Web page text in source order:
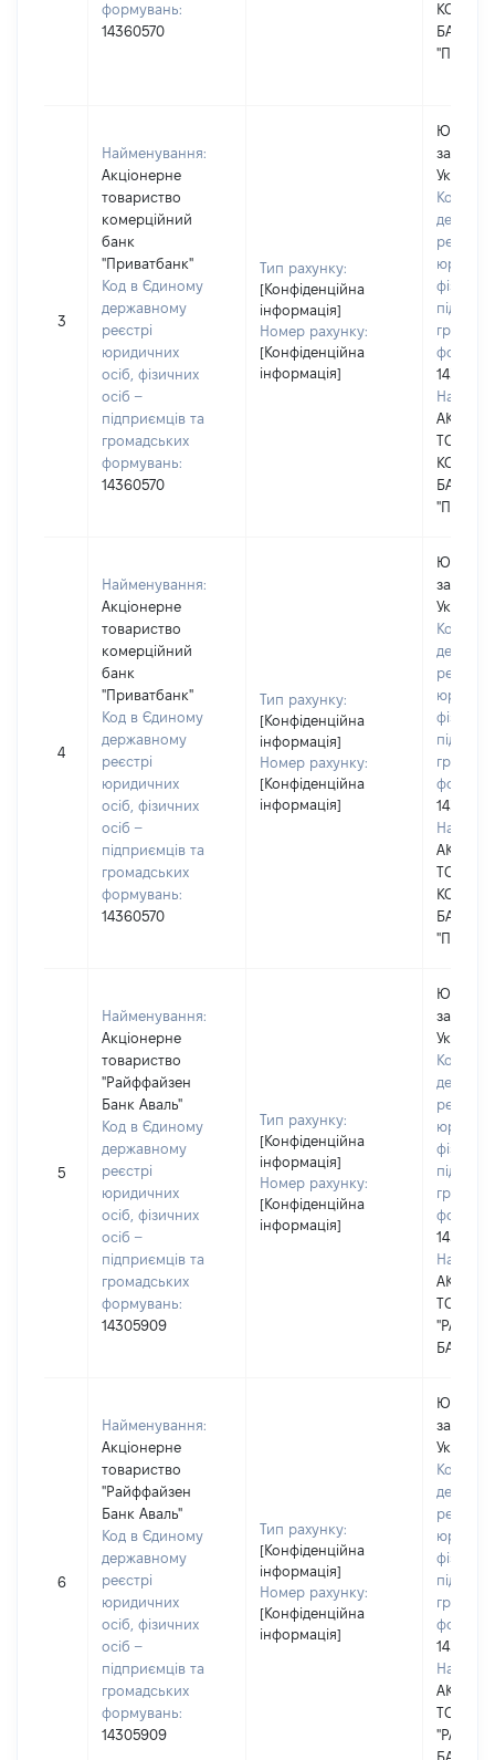
формувань:
14360570
БАНК
3
Найменування:
Акціонерне
товариство
комерційний
банк
"Приватбанк"
Код в Єдиному
державному
реєстрі
юридичних
осіб, фізичних
осіб –
підприємців та
громадських
формувань:
14360570
Тип рахунку:
[Конфіденційна
інформація]
Номер рахунку:
[Конфіденційна
інформація]
Україні
Код в
реєстрі
БАНК
4
Найменування:
Акціонерне
товариство
комерційний
банк
"Приватбанк"
Код в Єдиному
державному
реєстрі
юридичних
осіб, фізичних
осіб –
підприємців та
громадських
формувань:
14360570
Тип рахунку:
[Конфіденційна
інформація]
Номер рахунку:
[Конфіденційна
інформація]
Україні
Код в
реєстрі
БАНК
5
Найменування:
Акціонерне
товариство
"Райффайзен
Банк Аваль"
Код в Єдиному
державному
реєстрі
юридичних
осіб, фізичних
осіб –
підприємців та
громадських
формувань:
14305909
Тип рахунку:
[Конфіденційна
інформація]
Номер рахунку:
[Конфіденційна
інформація]
Україні
Код в
реєстрі
БАНК"
6
Найменування:
Акціонерне
товариство
"Райффайзен
Банк Аваль"
Код в Єдиному
державному
реєстрі
юридичних
осіб, фізичних
осіб –
підприємців та
громадських
формувань:
14305909
Тип рахунку:
[Конфіденційна
інформація]
Номер рахунку:
[Конфіденційна
інформація]
Україні
Код в
реєстрі
БАНК"